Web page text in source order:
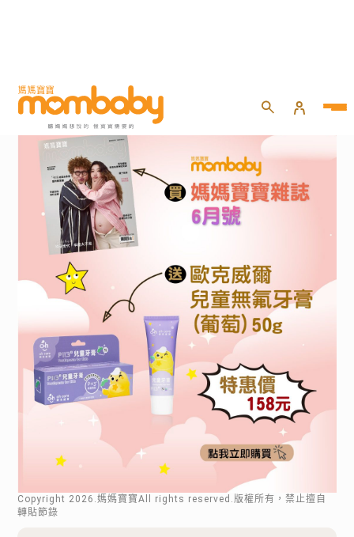
Copyright 2026 .媽媽寶寶All rights reserved.版權所有，禁止擅自
轉貼節錄